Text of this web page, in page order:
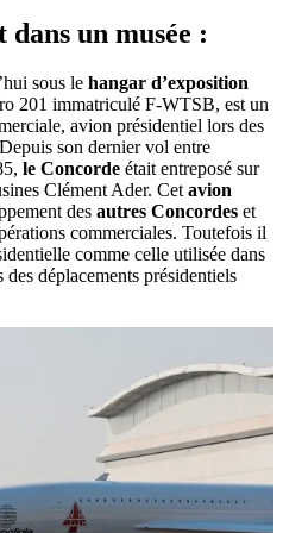
dans un musée :
sous le hangar d’exposition
201 immatriculé F-WTSB, est un
avion présidentiel lors des
son dernier vol entre
le Concorde était entreposé sur
Clément Ader. Cetavion
des autres Concordes et
commerciales. Toutefois il
comme celle utilisée dans
des déplacements présidentiels